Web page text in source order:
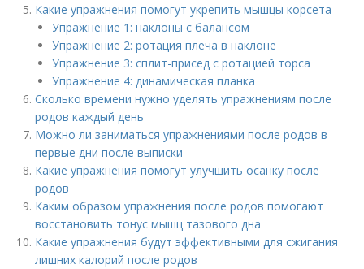
Какие упражнения помогут укрепить мышцы корсета
Упражнение 1: наклоны с балансом
Упражнение 2: ротация плеча в наклоне
Упражнение 3: сплит-присед с ротацией торса
Упражнение 4: динамическая планка
Сколько времени нужно уделять упражнениям после
родов каждый день
Можно ли заниматься упражнениями после родов в
первые дни после выписки
Какие упражнения помогут улучшить осанку после
родов
Каким образом упражнения после родов помогают
восстановить тонус мышц тазового дна
Какие упражнения будут эффективными для сжигания
лишних калорий после родов